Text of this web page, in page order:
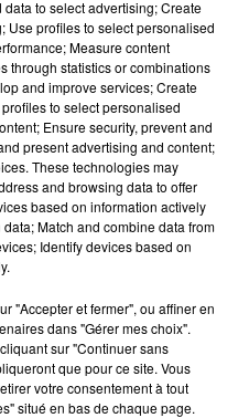
à Strasbourg :
réagit
: rencontre
to select advertising; Create
Use profiles to select personalised
Measure content
through statistics or combinations
and improve services; Create
to select personalised
Ensure security, prevent and
present advertising and content;
These technologies may
and browsing data to offer
based on information actively
Match and combine data from
Identify devices based on
"Accepter et fermer", ou affiner en
dans "Gérer mes choix".
sur "Continuer sans
que pour ce site. Vous
votre consentement à tout
situé en bas de chaque page.